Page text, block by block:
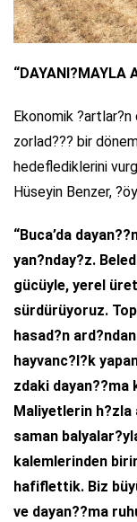
“DAYANI?MAYLA
Ekonomik
zorlad??? bir
hedeflediklerini
Hüseyin Benzer,
“Buca’da
yan?nday?z.
gücüyle, yerel
sürdürüyoruz.
hasad?n
hayvanc?l?k
zdaki dayan??ma
Maliyetlerin
saman
kalemlerinden
hafiflettik. Biz
ve dayan??ma